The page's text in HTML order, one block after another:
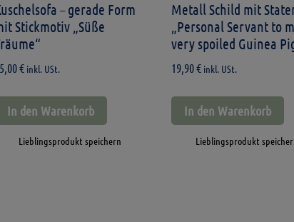
– gerade Form
Stickmotiv „Süße
€ inkl. USt.
In den Warenkorb
Lieblingsprodukt speichern
Metall Schild mit
„Personal Servant to
very spoiled Guinea
19,90€ inkl. USt.
In den Warenkorb
Lieblingsprodukt